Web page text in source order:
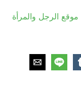
موقع الرجل والمرأة